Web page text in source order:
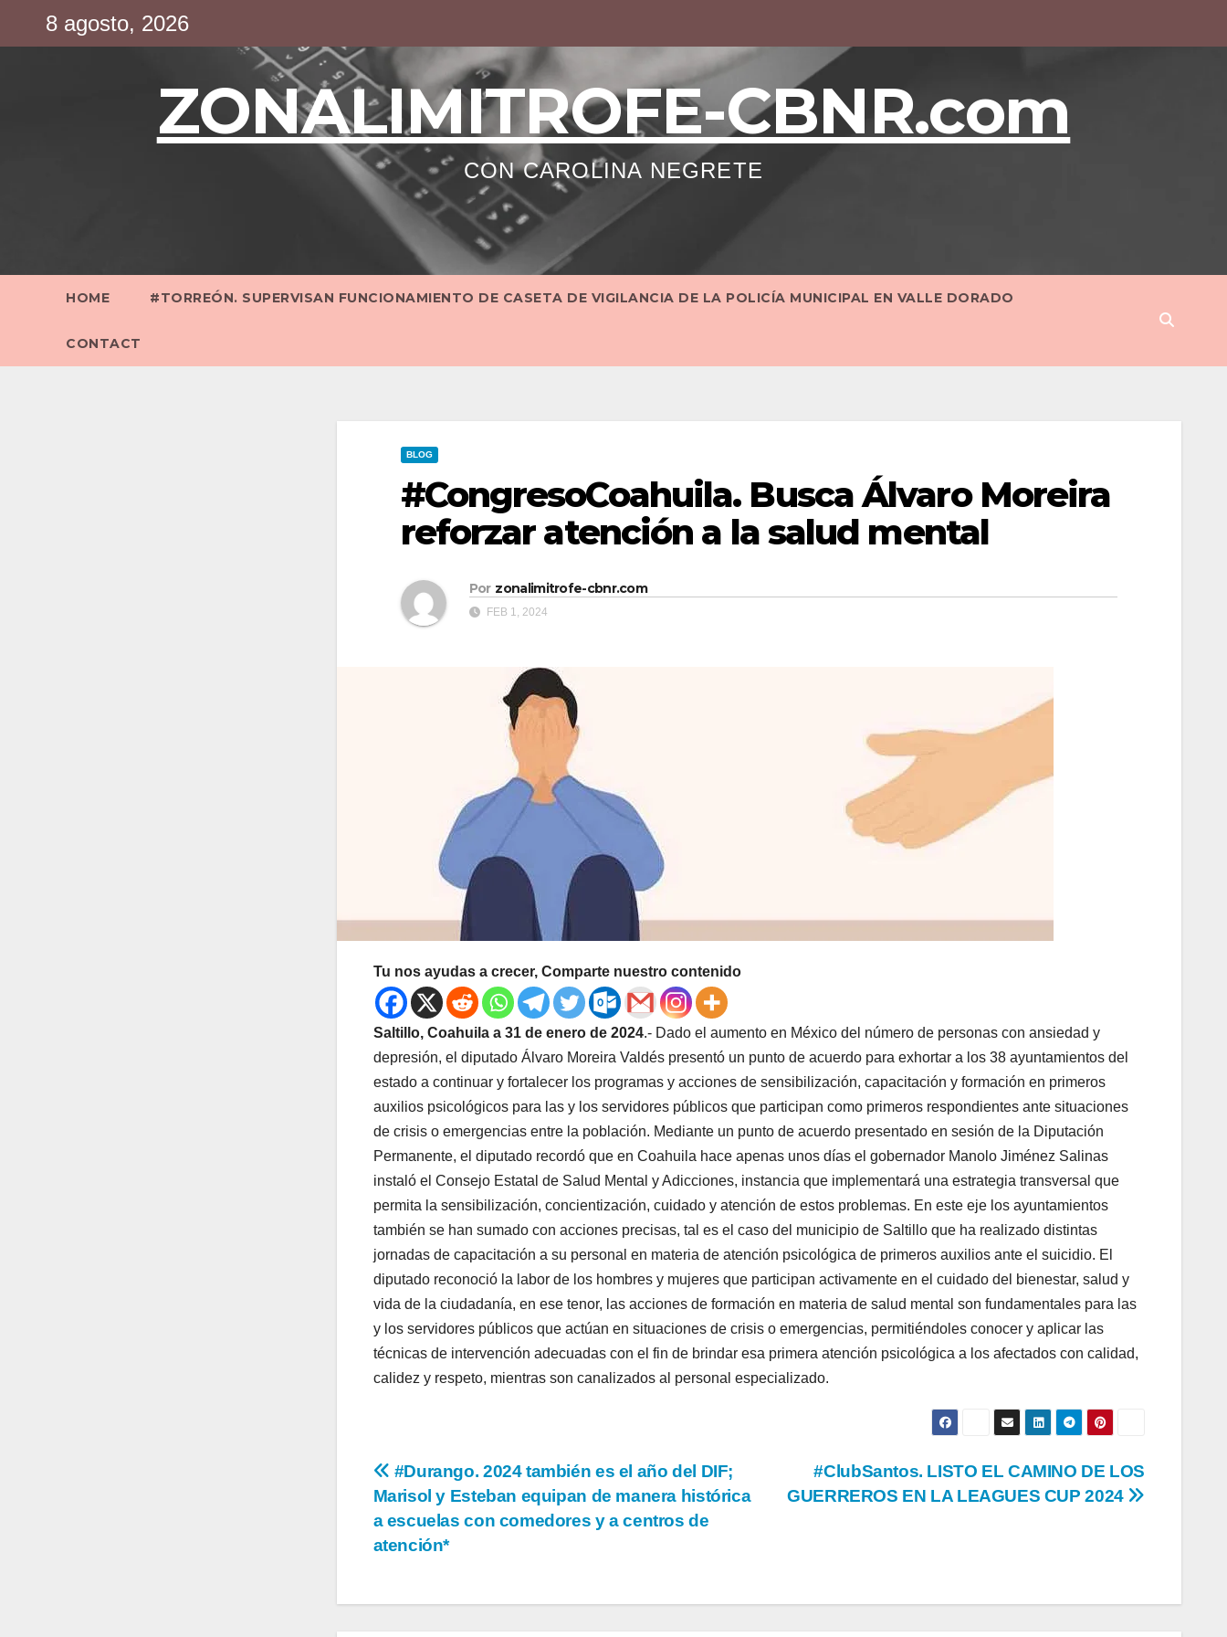
8 agosto, 2026
ZONALIMITROFE-CBNR.com
CON CAROLINA NEGRETE
HOME #TORREÓN. SUPERVISAN FUNCIONAMIENTO DE CASETA DE VIGILANCIA DE LA POLICÍA MUNICIPAL EN VALLE DORADO
CONTACT
BLOG
#CongresoCoahuila. Busca Álvaro Moreira
reforzar atención a la salud mental
Por zonalimitrofe-cbnr.com
FEB 1, 2024
Tu nos ayudas a crecer, Comparte nuestro contenido
Saltillo, Coahuila a 31 de enero de 2024.- Dado el aumento en México del número de personas con ansiedad y
depresión, el diputado Álvaro Moreira Valdés presentó un punto de acuerdo para exhortar a los 38 ayuntamientos del
estado a continuar y fortalecer los programas y acciones de sensibilización, capacitación y formación en primeros
auxilios psicológicos para las y los servidores públicos que participan como primeros respondientes ante situaciones
de crisis o emergencias entre la población. Mediante un punto de acuerdo presentado en sesión de la Diputación
Permanente, el diputado recordó que en Coahuila hace apenas unos días el gobernador Manolo Jiménez Salinas
instaló el Consejo Estatal de Salud Mental y Adicciones, instancia que implementará una estrategia transversal que
permita la sensibilización, concientización, cuidado y atención de estos problemas. En este eje los ayuntamientos
también se han sumado con acciones precisas, tal es el caso del municipio de Saltillo que ha realizado distintas
jornadas de capacitación a su personal en materia de atención psicológica de primeros auxilios ante el suicidio. El
diputado reconoció la labor de los hombres y mujeres que participan activamente en el cuidado del bienestar, salud y
vida de la ciudadanía, en ese tenor, las acciones de formación en materia de salud mental son fundamentales para las
y los servidores públicos que actúan en situaciones de crisis o emergencias, permitiéndoles conocer y aplicar las
técnicas de intervención adecuadas con el fin de brindar esa primera atención psicológica a los afectados con calidad,
calidez y respeto, mientras son canalizados al personal especializado.
Navegación
de
entradas
#ClubSantos. LISTO EL CAMINO DE LOS
GUERREROS EN LA LEAGUES CUP 2024
#Durango. 2024 también es el año del DIF;
Marisol y Esteban equipan de manera histórica
a escuelas con comedores y a centros de
atención*